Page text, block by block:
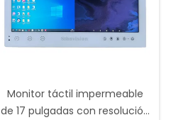
Monitor táctil impermeable
de 17 pulgadas con resolución